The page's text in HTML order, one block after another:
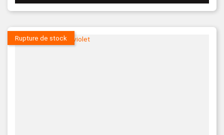
Rupture de stock